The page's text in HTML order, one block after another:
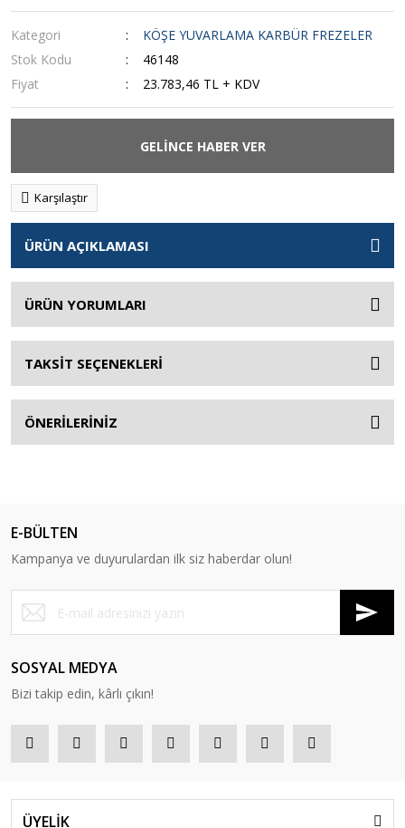
Kategori
KÖŞE YUVARLAMA KARBÜR FREZELER
Stok Kodu
46148
Fiyat
23.783,46 TL + KDV
GELİNCE HABER VER
Karşılaştır
ÜRÜN AÇIKLAMASI
ÜRÜN YORUMLARI
TAKSİT SEÇENEKLERİ
ÖNERİLERİNİZ
E-BÜLTEN
Kampanya ve duyurulardan ilk siz haberdar olun!
SOSYAL MEDYA
Bizi takip edin, kârlı çıkın!
ÜYELİK